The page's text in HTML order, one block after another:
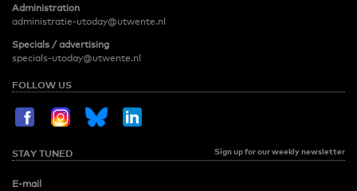
Administration
administratie-utoday@utwente.nl
Specials / advertising
specials-utoday@utwente.nl
FOLLOW US
STAY TUNED Sign up for our weekly newsletter
E-mail